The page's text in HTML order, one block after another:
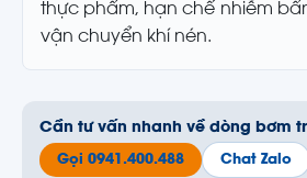
thực phẩm, hạn chế nhiễm
vận chuyển khí nén.
Cần tư vấn nhanh về dòng bơm
Gọi 0941.400.488 Chat Zalo